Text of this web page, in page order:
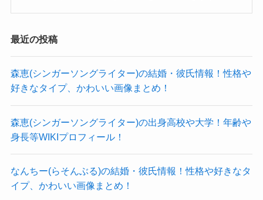
が、
高そうですね。
なので、
高校時代からの仲間だったり、
進学後に出会った同じ専門の仲間達と活動してい
たでしょう。
音楽の専門学校に進学したということは、
Mayoさんは美容体重付近なのかな？と思われま
164cmの美容体重は53.7kgなので、
Mayoさんの体重は51～53kgくらいと予想しま
す！
Mayo(HADES)の年齢や生年月日！
Mayoさんは12月23日生まれですが、年齢は公表さ
最近の投稿
森恵(シンガーソングライター)の結婚・彼氏情報！性格や
好きなタイプ、かわいい画像まとめ！
森恵(シンガーソングライター)の出身高校や大学！年齢や
身長等WIKIプロフィール！
なんちー(らそんぶる)の結婚・彼氏情報！性格や好きなタ
イプ、かわいい画像まとめ！